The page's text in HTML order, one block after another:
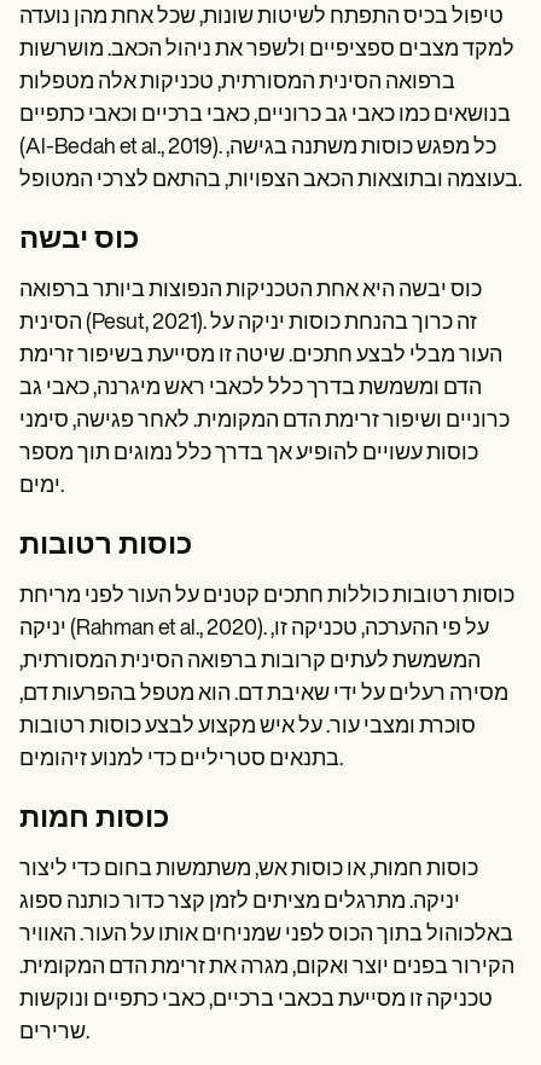
טיפול בכיס התפתח לשיטות שונות, שכל אחת מהן נועדה
למקד מצבים ספציפיים ולשפר את ניהול הכאב. מושרשות
ברפואה הסינית המסורתית, טכניקות אלה מטפלות
בנושאים כמו כאבי גב כרוניים, כאבי ברכיים וכאבי כתפיים
(Al-Bedah et al., 2019). כל מפגש כוסות משתנה בגישה,
בעוצמה ובתוצאות הכאב הצפויות, בהתאם לצרכי המטופל.
כוס יבשה
כוס יבשה היא אחת הטכניקות הנפוצות ביותר ברפואה
הסינית (Pesut, 2021). זה כרוך בהנחת כוסות יניקה על
העור מבלי לבצע חתכים. שיטה זו מסייעת בשיפור זרימת
הדם ומשמשת בדרך כלל לכאבי ראש מיגרנה, כאבי גב
כרוניים ושיפור זרימת הדם המקומית. לאחר פגישה, סימני
כוסות עשויים להופיע אך בדרך כלל נמוגים תוך מספר
ימים.
כוסות רטובות
כוסות רטובות כוללות חתכים קטנים על העור לפני מריחת
יניקה (Rahman et al., 2020). על פי ההערכה, טכניקה זו,
המשמשת לעתים קרובות ברפואה הסינית המסורתית,
מסירה רעלים על ידי שאיבת דם. הוא מטפל בהפרעות דם,
סוכרת ומצבי עור. על איש מקצוע לבצע כוסות רטובות
בתנאים סטריליים כדי למנוע זיהומים.
כוסות חמות
כוסות חמות, או כוסות אש, משתמשות בחום כדי ליצור
יניקה. מתרגלים מציתים לזמן קצר כדור כותנה ספוג
באלכוהול בתוך הכוס לפני שמניחים אותו על העור. האוויר
הקירור בפנים יוצר ואקום, מגרה את זרימת הדם המקומית.
טכניקה זו מסייעת בכאבי ברכיים, כאבי כתפיים ונוקשות
שרירים.